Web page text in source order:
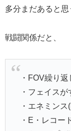
多分まだあると思
戦闘関係だと、
・FOV繰り
・フェイスが
・エネミン
・E・レコー